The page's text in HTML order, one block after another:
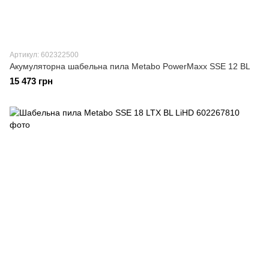
Артикул: 602322500
Акумуляторна шабельна пила Metabo PowerMaxx SSE 12 BL
15 473 грн